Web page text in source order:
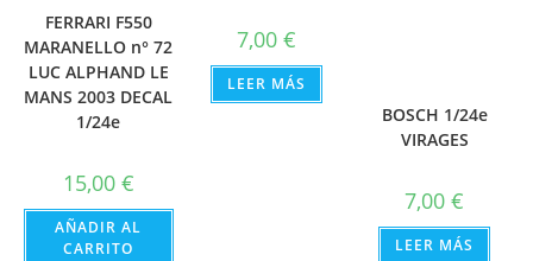
FERRARI F550
MARANELLO n° 72
LUC ALPHAND LE
MANS 2003 DECAL
1/24e
15,00 €
AÑADIR AL
CARRITO
7,00 €
LEER MÁS
BOSCH 1/24e
VIRAGES
7,00€
LEER MÁS